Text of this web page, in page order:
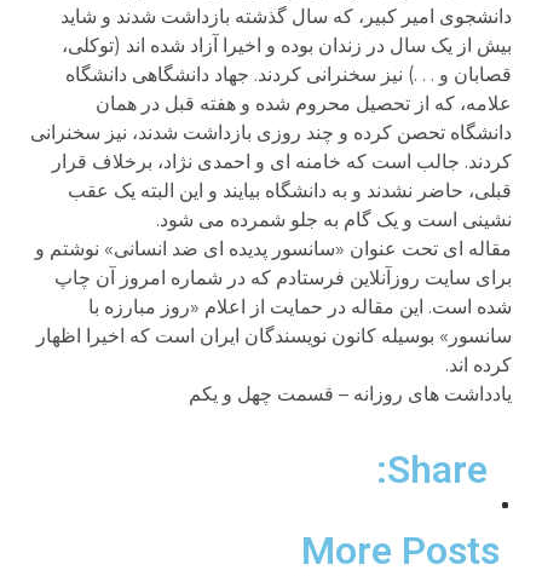
دانشجوی امیر کبیر، که سال گذشته بازداشت شدند و شاید
بیش از یک سال در زندان بوده و اخیرا آزاد شده اند (توکلی،
قصابان و . . .) نیز سخنرانی کردند. جهاد دانشگاهی دانشگاه
علامه، که از تحصیل محروم شده و هفته قبل در همان
دانشگاه تحصن کرده و چند روزی بازداشت شدند، نیز سخنرانی
کردند. جالب است که خامنه ای و احمدی نژاد، برخلاف قرار
قبلی، حاضر نشدند و به دانشگاه بیایند و این البته یک عقب
نشینی است و یک گام به جلو شمرده می شود.
مقاله ای تحت عنوان «سانسور پدیده ای ضد انسانی» نوشتم و
برای سایت روزآنلاین فرستادم که در شماره امروز آن چاپ
شده است. این مقاله در حمایت از اعلام «روز مبارزه با
سانسور» بوسیله کانون نویسندگان ایران است که اخیرا اظهار
کرده اند.
یادداشت های روزانه – قسمت چهل و یکم
Share:
More Posts